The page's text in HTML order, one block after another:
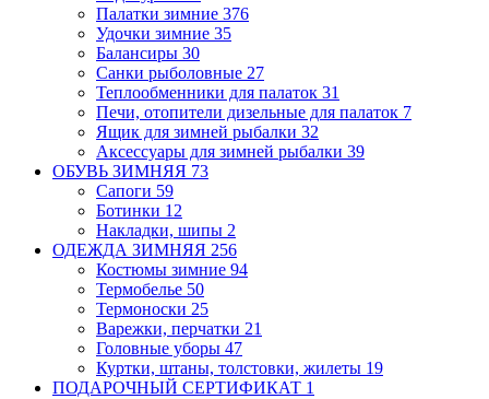
Палатки зимние 376
Удочки зимние 35
Балансиры 30
Санки рыболовные 27
Теплообменники для палаток 31
Печи, отопители дизельные для палаток 7
Ящик для зимней рыбалки 32
Аксессуары для зимней рыбалки 39
ОБУВЬ ЗИМНЯЯ 73
Сапоги 59
Ботинки 12
Накладки, шипы 2
ОДЕЖДА ЗИМНЯЯ 256
Костюмы зимние 94
Термобелье 50
Термоноски 25
Варежки, перчатки 21
Головные уборы 47
Куртки, штаны, толстовки, жилеты 19
ПОДАРОЧНЫЙ СЕРТИФИКАТ 1